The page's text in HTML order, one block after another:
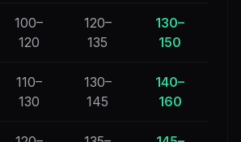
100–
120
120–
135
130–
150
110–
130
130–
145
140–
160